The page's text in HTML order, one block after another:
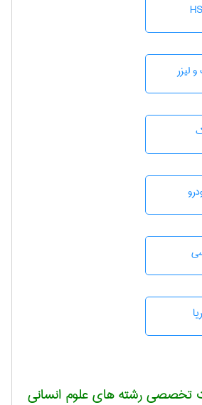
لیزر
تخصصی رشته های علوم انسانی